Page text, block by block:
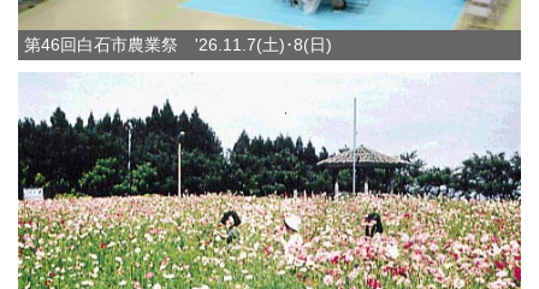
第46回白石市農業祭 '26.11.7(土)･8(日)